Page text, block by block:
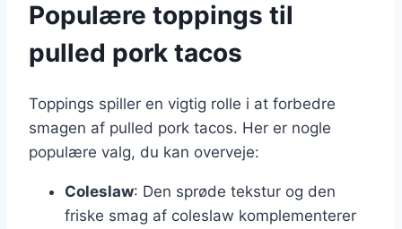
Populære toppings til
pulled pork tacos
Toppings spiller en vigtig rolle i at forbedre
smagen af pulled pork tacos. Her er nogle
populære valg, du kan overveje:
Coleslaw: Den sprøde tekstur og den
friske smag af coleslaw komplementerer